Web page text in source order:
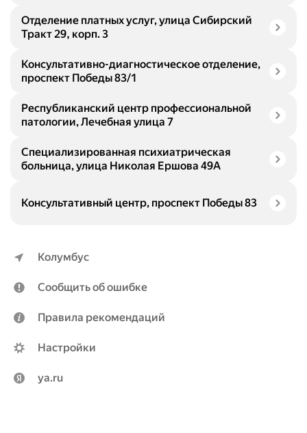
Отделение платных услуг, улица Сибирский
Тракт 29, корп. 3
Консультативно-диагностическое отделение,
проспект Победы 83/1
Республиканский центр профессиональной
патологии, Лечебная улица 7
Специализированная психиатрическая
больница, улица Николая Ершова 49А
Консультативный центр, проспект Победы 83
Колумбус
Сообщить об ошибке
Правила рекомендаций
Настройки
ya.ru